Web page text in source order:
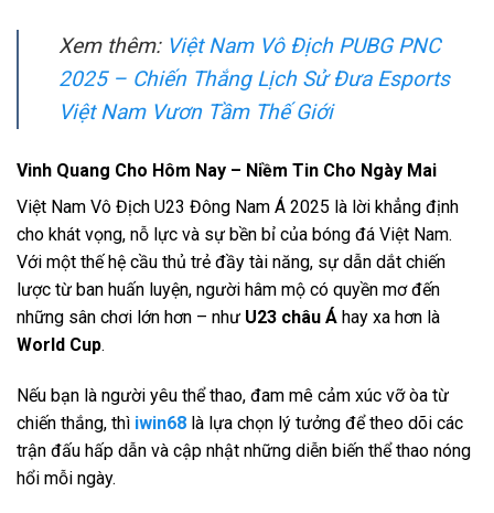
Xem thêm: Việt Nam Vô Địch PUBG PNC
2025 – Chiến Thắng Lịch Sử Đưa Esports
Việt Nam Vươn Tầm Thế Giới
Vinh Quang Cho Hôm Nay – Niềm Tin Cho Ngày Mai
Việt Nam Vô Địch U23 Đông Nam Á 2025 là lời khẳng định
cho khát vọng, nỗ lực và sự bền bỉ của bóng đá Việt Nam.
Với một thế hệ cầu thủ trẻ đầy tài năng, sự dẫn dắt chiến
lược từ ban huấn luyện, người hâm mộ có quyền mơ đến
những sân chơi lớn hơn – như U23 châu Á hay xa hơn là
World Cup.
Nếu bạn là người yêu thể thao, đam mê cảm xúc vỡ òa từ
chiến thắng, thì iwin68 là lựa chọn lý tưởng để theo dõi các
trận đấu hấp dẫn và cập nhật những diễn biến thể thao nóng
hổi mỗi ngày.